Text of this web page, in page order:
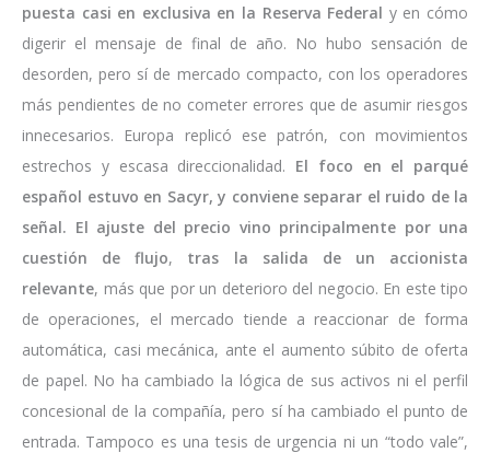
puesta casi en exclusiva en la Reserva Federal y en cómo
digerir el mensaje de final de año. No hubo sensación de
desorden, pero sí de mercado compacto, con los operadores
más pendientes de no cometer errores que de asumir riesgos
innecesarios. Europa replicó ese patrón, con movimientos
estrechos y escasa direccionalidad. El foco en el parqué
español estuvo en Sacyr, y conviene separar el ruido de la
señal. El ajuste del precio vino principalmente por una
cuestión de flujo,
tras la salida de un accionista
relevante, más que por un deterioro del negocio. En este tipo
de operaciones, el mercado tiende a reaccionar de forma
automática, casi mecánica, ante el aumento súbito de oferta
de papel. No ha cambiado la lógica de sus activos ni el perfil
concesional de la compañía, pero sí ha cambiado el punto de
entrada. Tampoco es una tesis de urgencia ni un “todo vale”,